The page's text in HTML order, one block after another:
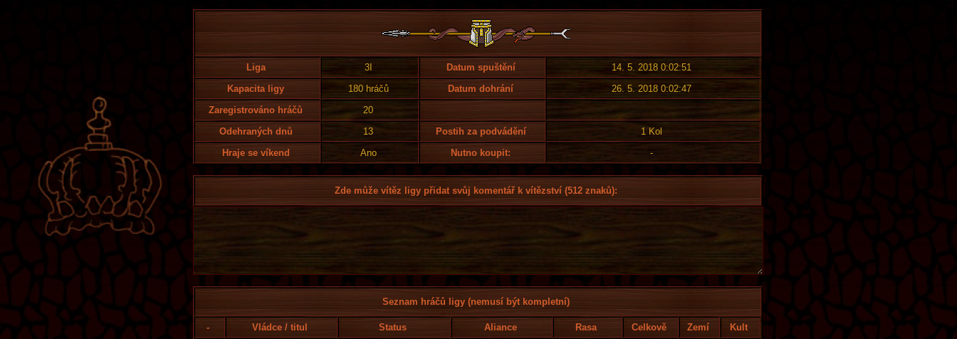
Liga 3I Datum spuštění
14. 5. 2018 0:02:51
Kapacita ligy
180 hráčů Datum dohrání
26. 5. 2018 0:02:47
Zaregistrováno hráčů
20
Odehraných dnů
13 Postih za podvádění
1 Kol
Hraje se víkend
Ano Nutno koupit: -
Zde může vítěz ligy přidat svůj komentář k vítězství (512 znaků):
Seznam hráčů ligy (nemusí být kompletní)
- Vládce / titul Status Aliance Rasa Celkově Zemí
Kult